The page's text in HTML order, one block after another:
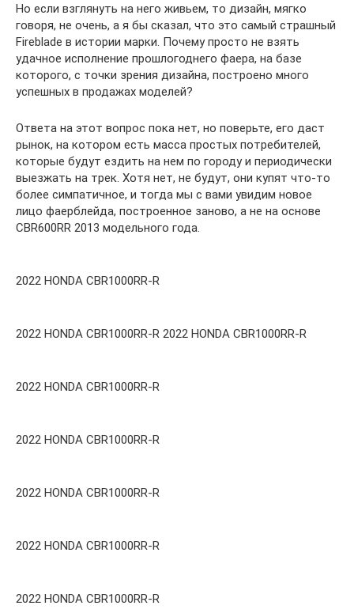
Но если взглянуть на него живьем, то дизайн, мягко
говоря, не очень, а я бы сказал, что это самый страшный
Fireblade в истории марки. Почему просто не взять
удачное исполнение прошлогоднего фаера, на базе
которого, с точки зрения дизайна, построено много
успешных в продажах моделей?
Ответа на этот вопрос пока нет, но поверьте, его даст
рынок, на котором есть масса простых потребителей,
которые будут ездить на нем по городу и периодически
выезжать на трек. Хотя нет, не будут, они купят что-то
более симпатичное, и тогда мы с вами увидим новое
лицо фаерблейда, построенное заново, а не на основе
CBR600RR 2013 модельного года.
2022 HONDA CBR1000RR-R
2022 HONDA CBR1000RR-R 2022 HONDA CBR1000RR-R
2022 HONDA CBR1000RR-R
2022 HONDA CBR1000RR-R
2022 HONDA CBR1000RR-R
2022 HONDA CBR1000RR-R
2022 HONDA CBR1000RR-R